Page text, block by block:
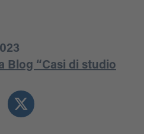
Blog “Casi di studio